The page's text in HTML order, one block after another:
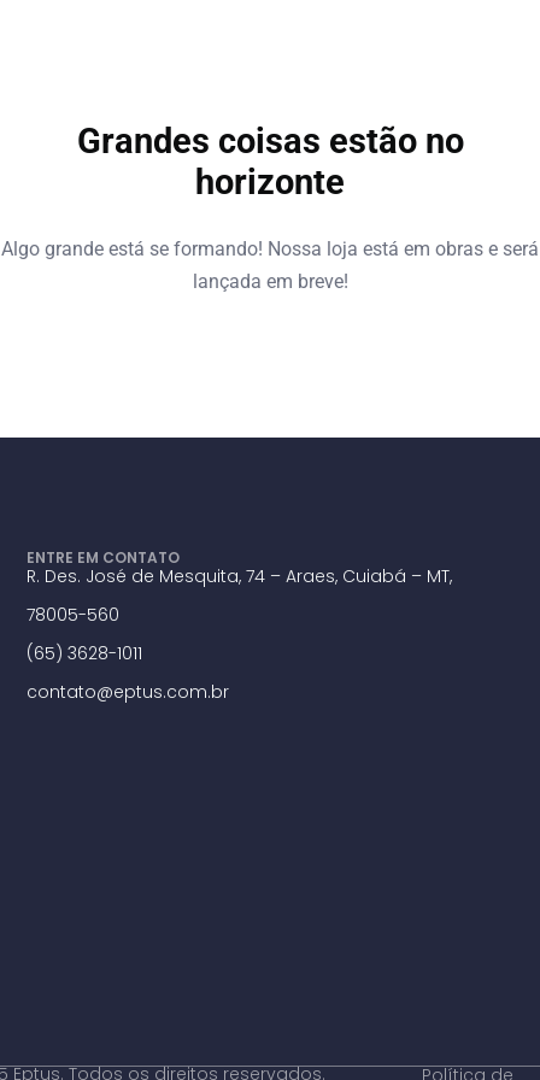
Grandes coisas estão no
horizonte
Algo grande está se formando! Nossa loja está em obras e será
lançada em breve!
ENTRE EM CONTATO
R. Des. José de Mesquita, 74 – Araes, Cuiabá – MT,
78005-560
(65) 3628-1011
contato@eptus.com.br
Eptus. Todos os direitos reservados.